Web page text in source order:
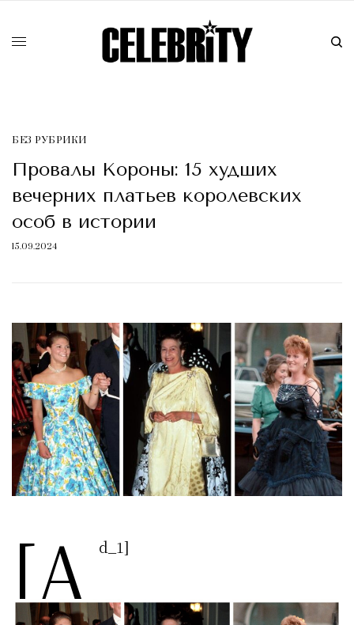
БЕЗ РУБРИКИ
Провалы Короны: 15 худших
вечерних платьев королевских
особ в истории
15.09.2024
[a d_1]